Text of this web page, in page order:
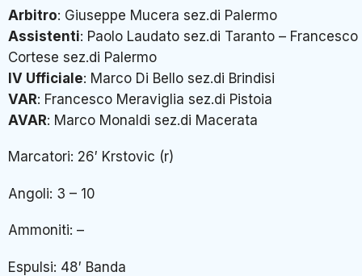
Arbitro: Giuseppe Mucera sez.di Palermo
Assistenti: Paolo Laudato sez.di Taranto – Francesco
Cortese sez.di Palermo
IV Ufficiale: Marco Di Bello sez.di Brindisi
VAR: Francesco Meraviglia sez.di Pistoia
AVAR: Marco Monaldi sez.di Macerata
Marcatori: 26′ Krstovic (r)
Angoli: 3 – 10
Ammoniti: –
Espulsi: 48′ Banda